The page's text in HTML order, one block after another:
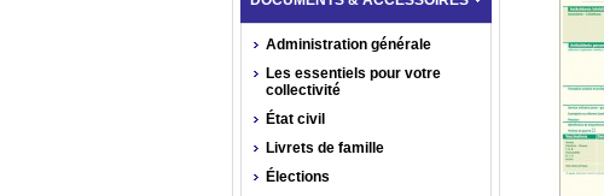
Administration générale
Les essentiels pour votre
collectivité
État civil
Livrets de famille
Élections